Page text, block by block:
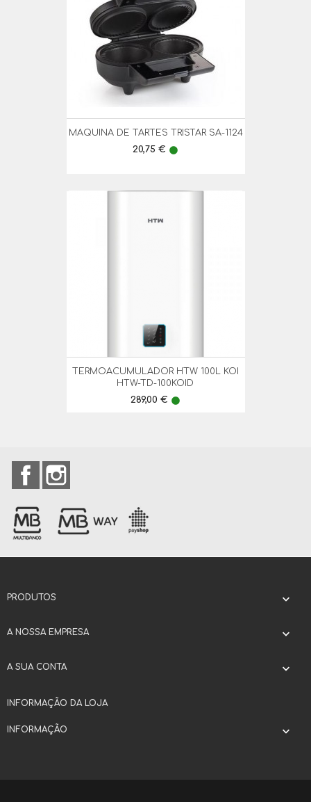
MAQUINA DE TARTES TRISTAR SA-1124
Preço
20,75 € lens
TERMOACUMULADOR HTW 100L KOI
HTW-TD-100KOID
Preço
289,00 € lens
Facebook
PRODUTOS 
A NOSSA EMPRESA 
A SUA CONTA 
INFORMAÇÃO DA LOJA
INFORMAÇÃO 